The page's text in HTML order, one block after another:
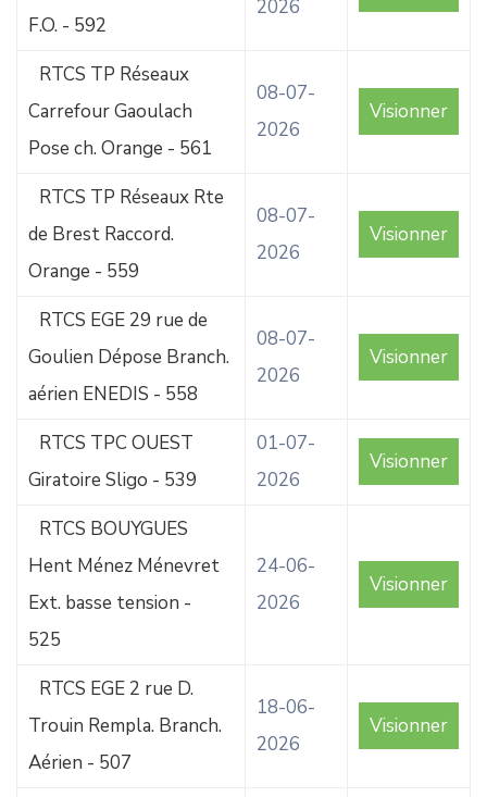
F.O. - 592
2026
RTCS TP Réseaux
Carrefour Gaoulach
Pose ch. Orange - 561
08-07-
2026
Visionner
RTCS TP Réseaux Rte
de Brest Raccord.
Orange - 559
08-07-
2026
Visionner
RTCS EGE 29 rue de
Goulien Dépose Branch.
aérien ENEDIS - 558
08-07-
2026
Visionner
RTCS TPC OUEST
Giratoire Sligo - 539
01-07-
2026
Visionner
RTCS BOUYGUES
Hent Ménez Ménevret
Ext. basse tension -
525
24-06-
2026
Visionner
RTCS EGE 2 rue D.
Trouin Rempla. Branch.
Aérien - 507
18-06-
2026
Visionner